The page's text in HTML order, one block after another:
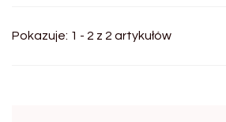
Pokazuje: 1 - 2 z 2 artykułów